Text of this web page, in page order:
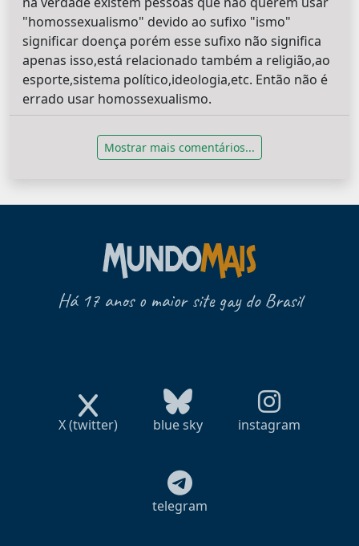
"homossexualismo" devido ao sufixo "ismo"
significar doença porém esse sufixo não significa
apenas isso,está relacionado também a religião,ao
esporte,sistema político,ideologia,etc. Então não é
errado usar homossexualismo.
Mostrar mais comentários...
Há 17 anos o maior site gay do Brasil
X (twitter) blue sky instagram
telegram